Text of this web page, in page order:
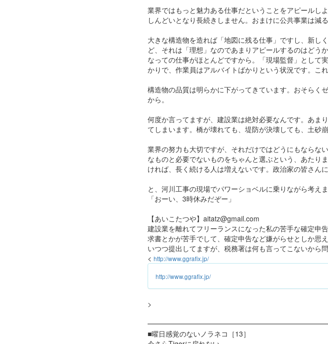
業界ではもっと魅力ある仕事だということをアピールし
しんどいとなり長続きしません。おまけに公共事業は減
大きな構造物を造れば「地図に残る仕事」ですし、新し
ど、それは「理想」なのであまりアピールするのはどう
なっての仕事がほとんどですから。「現場監督」として
かりで、作業員はアルバイトばかりという状況です。こ
構造物の品質は明らかに下がってきています。おそらく
から。
何度か言ってますが、建設業は絶対必要なんです。あま
てしまいます。橋が壊れても、堤防が決壊しても、土砂
業界の努力も大切ですが、それだけではどうにもならな
なものと必要でないものをちゃんと選ぶという、あたり
ければ、長く続ける人は増えないです。政治家の皆さん
と、河川工事の現場でパワーショベルに乗りながら考えま
「おーい、3時休みだぞー」
【あいこたつや】aitatz@gmail.com
建設業を離れてフリーランスになった私の苦手な確定
求書とかが苦手でして、確定申告など嫌がらせとしか思
いつつ提出してますが、税務署は何も言ってこないから
< http://www.ggrafix.jp/
http://www.ggrafix.jp/
>
■曜日感覚のないノラネコ［13］